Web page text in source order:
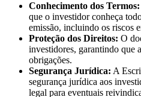
Conhecimento dos Termos:
que o investidor conheça
emissão, incluindo os riscos
Proteção dos Direitos: O
investidores, garantindo que
obrigações.
Segurança Jurídica: A
segurança jurídica aos
legal para eventuais